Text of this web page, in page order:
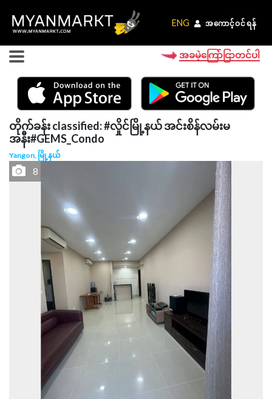
ENG အကောင့်ဝင်ရန်
ENG အကောင့်ဝင်ရန်
အခမဲ့ကြော်ငြာတင်ပါ
တိုက်ခန်း classified: #လှိုင်မြို့နယ် အင်းစိန်လမ်းမ
အနီး#GEMS_Condo
Yangon, မြို့နယ်
8